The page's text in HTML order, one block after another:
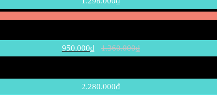
950.000₫ 1.360.000₫
2.280.000₫